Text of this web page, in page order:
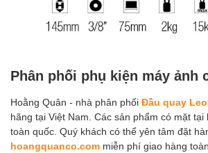
Phân phối phụ kiện máy ảnh
Hoằng Quân - nhà phân phối Đầu quay
hãng tại Việt Nam. Các sản phẩm có mặt tại
toàn quốc. Quý khách có thể yên tâm đặt
hoangquanco.com miễn phí giao hàng